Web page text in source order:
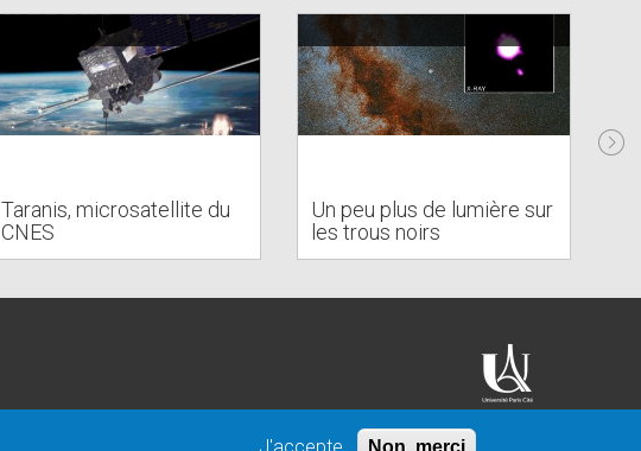
Taranis, microsatellite du
CNES
Un peu plus de lumière sur
les trous noirs
Non, merci